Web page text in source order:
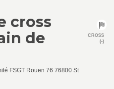
cross
de
FSGT Rouen 76 76800 St
CROSS
(-)